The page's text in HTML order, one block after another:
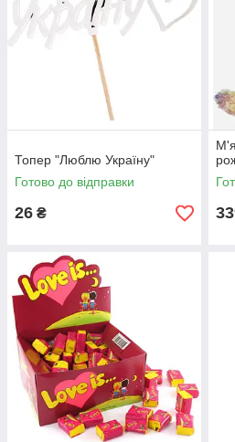
Топер "Люблю Україну"
Готово до відправки
26 ₴